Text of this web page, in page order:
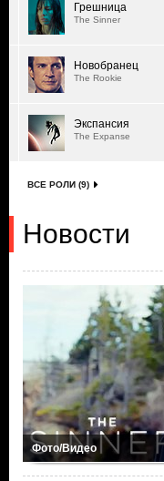
Грешница
The Sinner
Новобранец
The Rookie
Экспансия
The Expanse
ВСЕ РОЛИ (9)
Новости
Фото/Видео